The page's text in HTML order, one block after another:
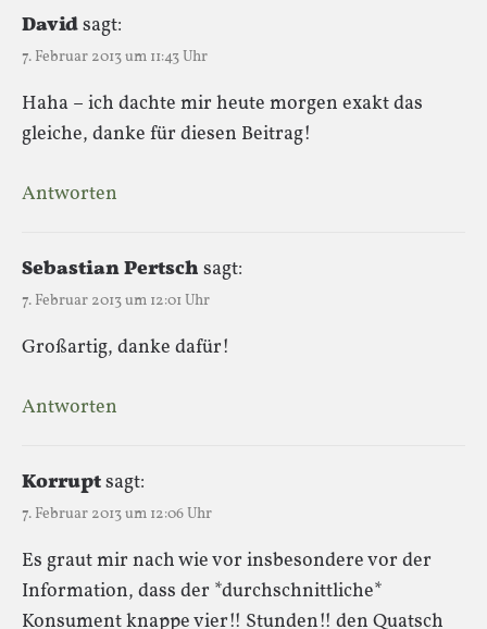
Davidsagt:
7. Februar 2013 um 11:43 Uhr
Haha – ich dachte mir heute morgen exakt das
gleiche, danke für diesen Beitrag!
Antworten
Sebastian Pertsch sagt:
7. Februar 2013 um 12:01 Uhr
Großartig, danke dafür!
Antworten
Korruptsagt:
7. Februar 2013 um 12:06 Uhr
Es graut mir nach wie vor insbesondere vor der
Information, dass der *durchschnittliche*
Konsument knappe vier!! Stunden!! den Quatsch